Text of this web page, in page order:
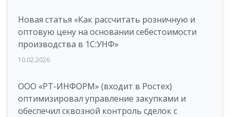
Новая статья «Как рассчитать розничную и
оптовую цену на основании себестоимости
производства в 1С:УНФ»
10.02.2026
ООО «РТ-ИНФОРМ» (входит в Ростех)
оптимизировал управление закупками и
обеспечил сквозной контроль сделок с